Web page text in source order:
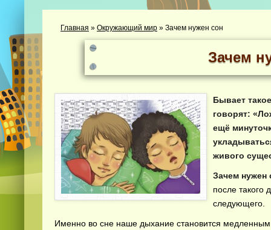
Главная » Окружающий мир » Зачем нужен сон
Зачем
Бывает
говорят:
ещё
живого
Зачем нужен
после такого
следующего.
Именно во сне наше дыхание становится